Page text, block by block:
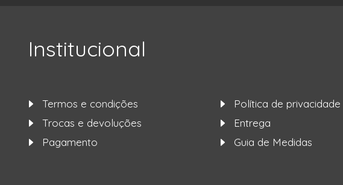
Institucional
Termos e condições
Política de privacidade
Trocas e devoluções
Entrega
Pagamento
Guia de Medidas